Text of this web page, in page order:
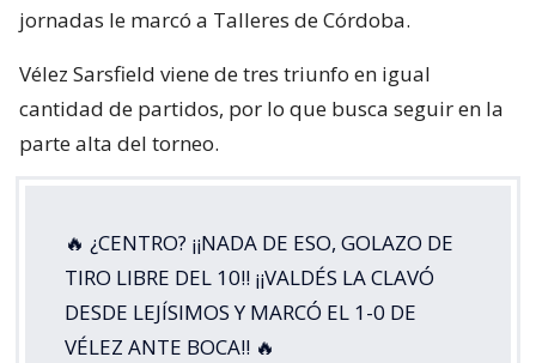
jornadas le marcó a Talleres de Córdoba.
Vélez Sarsfield viene de tres triunfo en igual
cantidad de partidos, por lo que busca seguir en la
parte alta del torneo.
🔥 ¿CENTRO? ¡¡NADA DE ESO, GOLAZO DE
TIRO LIBRE DEL 10!! ¡¡VALDÉS LA CLAVÓ
DESDE LEJÍSIMOS Y MARCÓ EL 1-0 DE
VÉLEZ ANTE BOCA!! 🔥